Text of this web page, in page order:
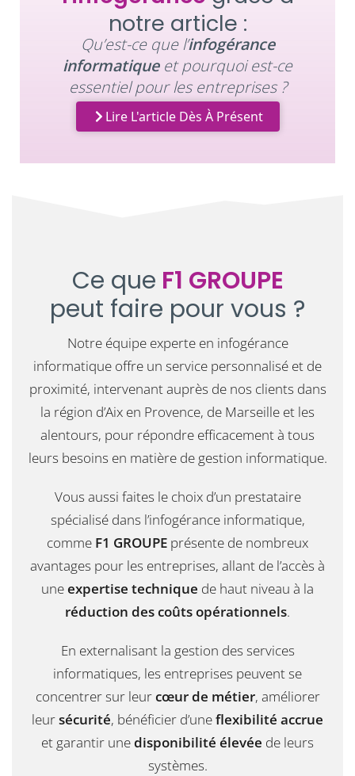
notre article :
Qu’est-ce que l’infogérance
informatiqueet pourquoi est-ce
essentiel pour les entreprises ?
Lire L'article Dès À Présent
Ce que F1 GROUPE
peut faire pour vous ?
Notre équipe experte en infogérance
informatique offre un service personnalisé et de
proximité, intervenant auprès de nos clients dans
la région d’Aix en Provence, de Marseille et les
alentours, pour répondre efficacement à tous
leurs besoins en matière de gestion informatique.
Vous aussi faites le choix d’un prestataire
spécialisé dans l’infogérance informatique,
comme F1 GROUPE présente de nombreux
avantages pour les entreprises, allant de l’accès à
uneexpertise technique de haut niveau à la
réduction des coûts opérationnels.
En externalisant la gestion des services
informatiques, les entreprises peuvent se
concentrer sur leurcœur de métier, améliorer
leursécurité, bénéficier d’uneflexibilité accrue
et garantir unedisponibilité élevée de leurs
systèmes.